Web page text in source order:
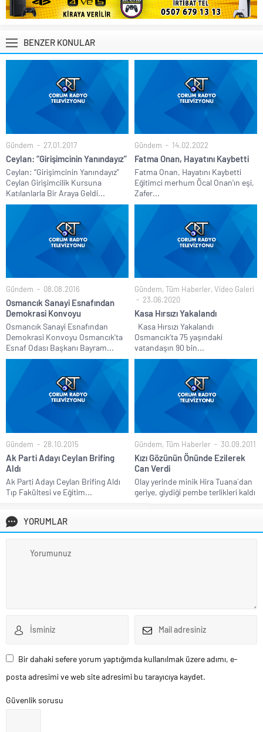
BENZER KONULAR
Gündem 27.01.2017
Ceylan: “Girişimcinin Yanındayız”
Ceylan: “Girişimcinin Yanındayız”
Ceylan Girişimcilik Kursuna
Katılanlarla Bir Araya Geldi...
Gündem 14.02.2022
Fatma Onan, Hayatını Kaybetti
Fatma Onan, Hayatını Kaybetti
Eğitimci merhum Öcal Onan’ın eşi,
Zafer...
Gündem 08.08.2016
Osmancık Sanayi Esnafından
Demokrasi Konvoyu
Osmancık Sanayi Esnafından
Demokrasi Konvoyu Osmancık’ta
Esnaf Odası Başkanı Bayram...
Gündem, Tüm Haberler, Video Galeri
23.06.2020
Kasa Hırsızı Yakalandı
Kasa Hırsızı Yakalandı
Osmancık’ta 75 yaşındaki
vatandaşın 90 bin...
Gündem 28.10.2015
Ak Parti Adayı Ceylan Brifing
Aldı
Ak Parti Adayı Ceylan Brifing Aldı
Tıp Fakültesi ve Eğitim...
Gündem, Tüm Haberler 30.09.2011
Kızı Gözünün Önünde Ezilerek
Can Verdi
Olay yerinde minik Hira Tuana`dan
geriye, giydiği pembe terlikleri kaldı
YORUMLAR
Bir dahaki sefere yorum yaptığımda kullanılmak üzere adımı, e-
posta adresimi ve web site adresimi bu tarayıcıya kaydet.
Güvenlik sorusu